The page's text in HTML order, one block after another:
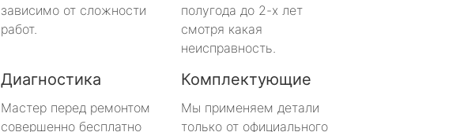
зависимо от сложности
работ.
полугода до 2-х лет
смотря какая
неисправность.
Диагностика
Мастер перед ремонтом
совершенно бесплатно
Комплектующие
Мы применяем детали
только от официального